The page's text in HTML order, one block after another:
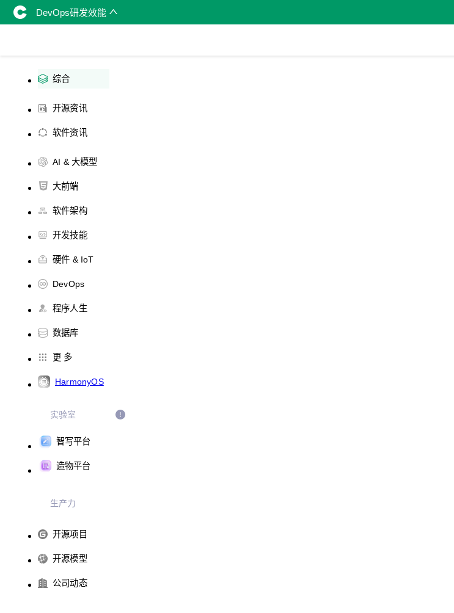
DevOps研发效能
综合
开源资讯
软件资讯
AI & 大模型
大前端
软件架构
开发技能
硬件 & IoT
DevOps
程序人生
数据库
更 多
HarmonyOS
实验室
智写平台
造物平台
生产力
开源项目
开源模型
公司动态